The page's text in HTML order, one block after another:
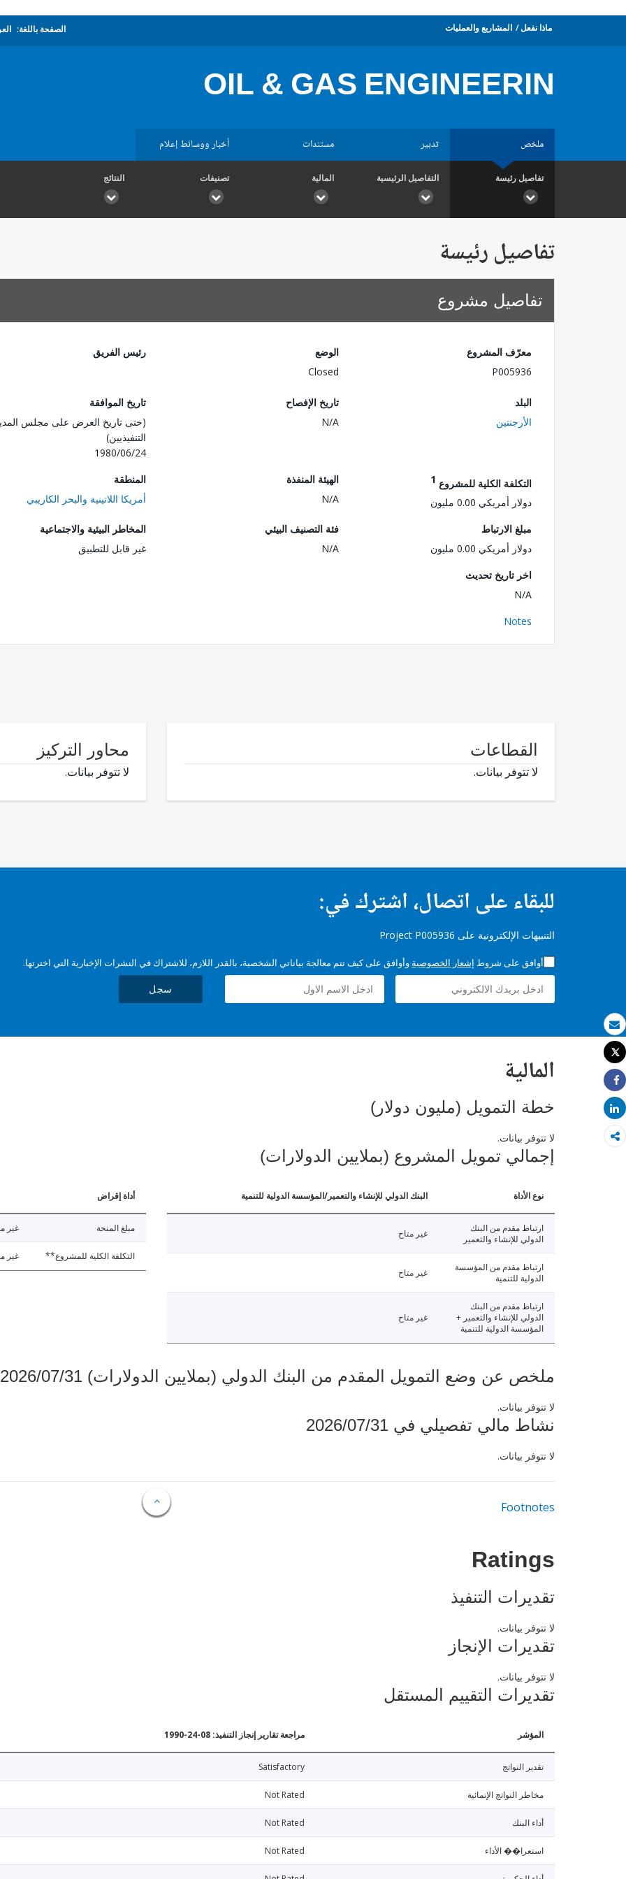
بريد الكتروني
طباعة
Tweet
Share
Share
ماذا نفعل المشاريع والعمليات الصفحة باللغة:
OIL & GAS ENGINEERIN
ملخص تدبير مستندات أخبار ووسائط إعلام
تفاصيل رئيسة التفاصيل الرئيسية المالية تصنيفات النتائج
تفاصيل رئيسة
تفاصيل مشروع
معرّف المشروع
P005936
الوضع
Closed
رئيس الفريق
البلد
الأرجنتين
تاريخ الإفصاح
N/A
تاريخ الموافقة
(حتى تاريخ العرض على مجلس
التنفيذيين)
1980/06/24
التكلفة الكلية للمشروع 1
دولار أمريكي 0.00 مليون
الهيئة المنفذة
N/A
المنطقة
أمريكا اللاتينية والبحر الكاريبي
مبلغ الارتباط
دولار أمريكي 0.00 مليون
فئة التصنيف البيئي
N/A
المخاطر البيئية والاجتماعية
غير قابل للتطبيق
اخر تاريخ تحديث
N/A
Notes
القطاعات
لا تتوفر بيانات.
محاور التركيز
لا تتوفر بيانات.
للبقاء على اتصال، اشترك في:
التنبيهات الإلكترونية على Project P005936
أوافق على شروط إشعار الخصوصية وأوافق على كيف تتم معالجة بياناتي الشخصية، بالقدر اللازم، للاشتراك في النشرات الإخبارية التي اخترتها.
سجل
المالية
خطة التمويل (مليون دولار)
لا تتوفر بيانات.
إجمالي تمويل المشروع (بملايين الدولارات)
نوع الأداة البنك الدولي للإنشاء والتعمير/المؤسسة الدولية للتنمية
ارتباط مقدم من البنك
الدولي للإنشاء والتعمير
غير متاح
ارتباط مقدم من المؤسسة
الدولية للتنمية
غير متاح
ارتباط مقدم من البنك
الدولي للإنشاء والتعمير +
المؤسسة الدولية للتنمية
غير متاح
أداة إقراض
مبلغ المنحة غير
التكلفة الكلية للمشروع** غير
ملخص عن وضع التمويل المقدم من البنك الدولي (بملايين الدولارات) 2026/07/31
لا تتوفر بيانات.
نشاط مالي تفصيلي في 2026/07/31
لا تتوفر بيانات.
Footnotes
Ratings
تقديرات التنفيذ
لا تتوفر بيانات.
تقديرات الإنجاز
لا تتوفر بيانات.
تقديرات التقييم المستقل
المؤشر مراجعة تقارير إنجاز التنفيذ: 08-24-1990
تقدير النواتج Satisfactory
مخاطر النواتج الإنمائية Not Rated
أداء البنك Not Rated
استعرا�� الأداء Not Rated